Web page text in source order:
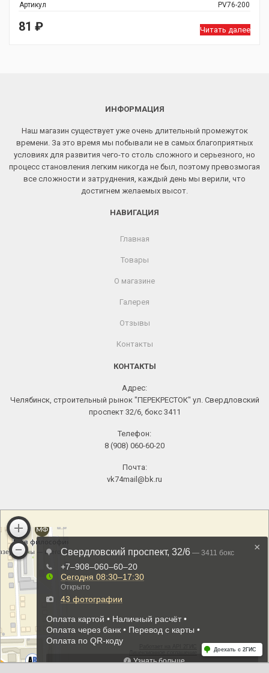
Артикул PV76-200
81 ₽ Читать далее
ИНФОРМАЦИЯ
Наш магазин существует уже очень длительный промежуток
времени. За это время мы побывали не в самых благоприятных
условиях для развития чего-то столь сложного и серьезного, но
процесс становления легким никогда не был, поэтому превозмогая
все сложности и затруднения, каждый день мы верили, что
достигнем желаемых высот.
НАВИГАЦИЯ
Главная
Товары
О магазине
Галерея
Отзывы
Контакты
КОНТАКТЫ
Адрес:
Челябинск, строительный рынок "ПЕРЕКРЕСТОК" ул. Свердловский
проспект 32/6, бокс 3411
Телефон:
8 (908) 060-60-20
Почта:
vk74mail@bk.ru